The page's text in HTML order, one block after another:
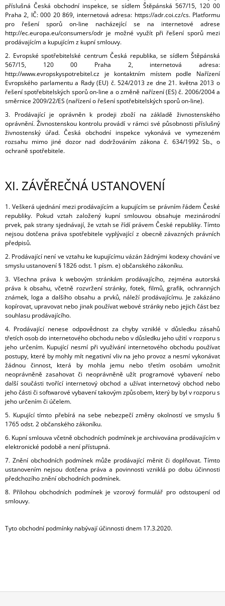
příslušná Česká obchodní inspekce, se sídlem Štěpánská 567/15, 120 00
Praha 2, IČ: 000 20 869, internetová adresa: https://adr.coi.cz/cs. Platformu
pro řešení sporů on-line nacházející se na internetové adrese
http://ec.europa.eu/consumers/odr je možné využít při řešení sporů mezi
prodávajícím a kupujícím z kupní smlouvy.
2. Evropské spotřebitelské centrum Česká republika, se sídlem Štěpánská
567/15, 120 00 Praha 2, internetová adresa:
http://www.evropskyspotrebitel.cz je kontaktním místem podle Nařízení
Evropského parlamentu a Rady (EU) č. 524/2013 ze dne 21. května 2013 o
řešení spotřebitelských sporů on-line a o změně nařízení (ES) č. 2006/2004 a
směrnice 2009/22/ES (nařízení o řešení spotřebitelských sporů on-line).
3. Prodávající je oprávněn k prodeji zboží na základě živnostenského
oprávnění. Živnostenskou kontrolu provádí v rámci své působnosti příslušný
živnostenský úřad. Česká obchodní inspekce vykonává ve vymezeném
rozsahu mimo jiné dozor nad dodržováním zákona č. 634/1992 Sb., o
ochraně spotřebitele.
XI. ZÁVĚREČNÁ USTANOVENÍ
1. Veškerá ujednání mezi prodávajícím a kupujícím se právním řádem České
republiky. Pokud vztah založený kupní smlouvou obsahuje mezinárodní
prvek, pak strany sjednávají, že vztah se řídí právem České republiky. Tímto
nejsou dotčena práva spotřebitele vyplývající z obecně závazných právních
předpisů.
2. Prodávající není ve vztahu ke kupujícímu vázán žádnými kodexy chování ve
smyslu ustanovení § 1826 odst. 1 písm. e) občanského zákoníku.
3. Všechna práva k webovým stránkám prodávajícího, zejména autorská
práva k obsahu, včetně rozvržení stránky, fotek, filmů, grafik, ochranných
známek, loga a dalšího obsahu a prvků, náleží prodávajícímu. Je zakázáno
kopírovat, upravovat nebo jinak používat webové stránky nebo jejich část bez
souhlasu prodávajícího.
4. Prodávající nenese odpovědnost za chyby vzniklé v důsledku zásahů
třetích osob do internetového obchodu nebo v důsledku jeho užití v rozporu s
jeho určením. Kupující nesmí při využívání internetového obchodu používat
postupy, které by mohly mít negativní vliv na jeho provoz a nesmí vykonávat
žádnou činnost, která by mohla jemu nebo třetím osobám umožnit
neoprávněně zasahovat či neoprávněně užít programové vybavení nebo
další součásti tvořící internetový obchod a užívat internetový obchod nebo
jeho části či softwarové vybavení takovým způsobem, který by byl v rozporu s
jeho určením či účelem.
5. Kupující tímto přebírá na sebe nebezpečí změny okolností ve smyslu §
1765 odst. 2 občanského zákoníku.
6. Kupní smlouva včetně obchodních podmínek je archivována prodávajícím v
elektronické podobě a není přístupná.
7. Znění obchodních podmínek může prodávající měnit či doplňovat. Tímto
ustanovením nejsou dotčena práva a povinnosti vzniklá po dobu účinnosti
předchozího znění obchodních podmínek.
8. Přílohou obchodních podmínek je vzorový formulář pro odstoupení od
smlouvy.
Tyto obchodní podmínky nabývají účinnosti dnem 17.3.2020.